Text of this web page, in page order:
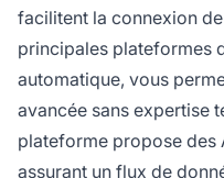
facilitent la connexion
principales plateformes
automatique, vous
avancée sans expertise
plateforme propose des
assurant un flux de